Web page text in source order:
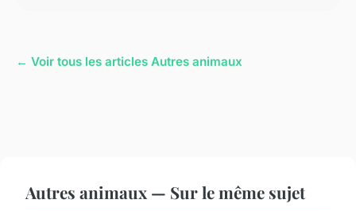
← Voir tous les articles Autres animaux
Autres animaux — Sur le même sujet